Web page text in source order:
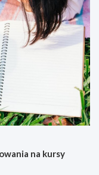
na kursy